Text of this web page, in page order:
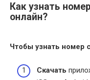
Как узнать
онлайн?
Чтобы узнать номер
Скачать